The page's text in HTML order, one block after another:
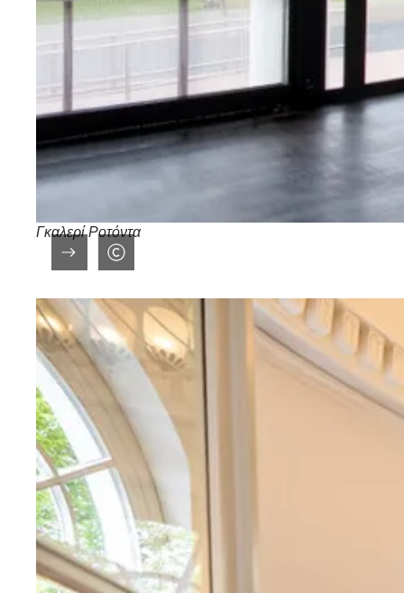
Γκαλερί Ροτόντα